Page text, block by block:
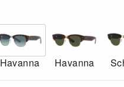
Havanna Havanna